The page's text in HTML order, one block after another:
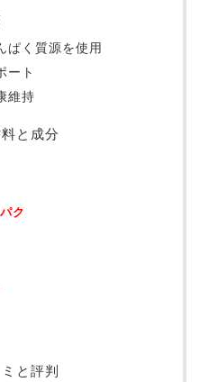
く質源を使用
ート
維持
と成分
ク
と評判